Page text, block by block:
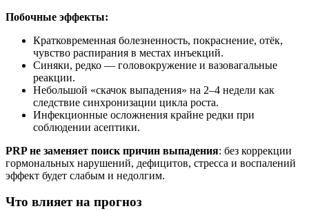
Побочные эффекты:
Кратковременная болезненность, покраснение, отёк,
чувство распирания в местах инъекций.
Синяки, редко — головокружение и вазовагальные
реакции.
Небольшой «скачок выпадения» на 2–4 недели как
следствие синхронизации цикла роста.
Инфекционные осложнения крайне редки при
соблюдении асептики.
PRP не заменяет поиск причин выпадения: без коррекции
гормональных нарушений, дефицитов, стресса и воспалений
эффект будет слабым и недолгим.
Что влияет на прогноз